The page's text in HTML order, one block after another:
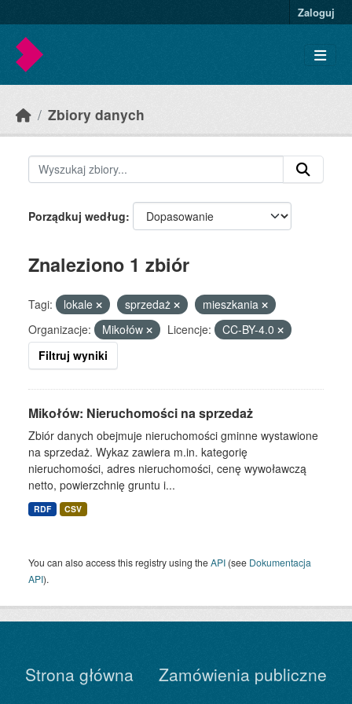
Zaloguj
Zbiory danych
Porządkuj według
Znaleziono 1 zbiór
Tagi: lokale sprzedaż
mieszkania
Organizacje:
Mikołów Licencje:
CC-BY-4.0
Filtruj wyniki
Mikołów: Nieruchomości na sprzedaż
Zbiór danych obejmuje nieruchomości gminne wystawione
na sprzedaż. Wykaz zawiera m.in. kategorię
nieruchomości, adres nieruchomości, cenę wywoławczą
netto, powierzchnię gruntu i...
RDF CSV
You can also access this registry using theAPI (see Dokumentacja
API).
Strona główna
Zamówienia publiczne